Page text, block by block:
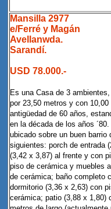
Mansilla 2977
e/Ferré y Magán
Avellanwda.
Sarandí.
USD 78.000.-
Es una Casa de 3
por 23,50 metros y con
antigüedad de 60 años,
en la década de los años
ubicado sobre un buen
siguientes: porch de entrada
(3,42 x 3,87) al frente y con
piso de cerámica y muebles
de cerámica; baño completo
dormitorio (3,36 x 2,63) con
cerámica; patio (3,88 x 1,80)